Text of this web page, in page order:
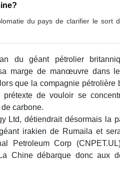
du pays de clarifier le sort
du géant pétrolier
marge de manœuvre dans
que la compagnie pétrolière
de vouloir se
carbone.
Ltd, détiendrait désormais la
irakien de Rumaila et
Petroleum Corp
Chine débarque donc aux